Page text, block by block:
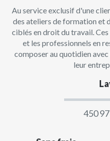
Au service exclusif d'une
des ateliers de formation et
ciblés en droit du travail.
et les professionnels en
composer au quotidien
leur
450